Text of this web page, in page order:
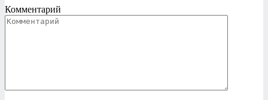
Комментарий